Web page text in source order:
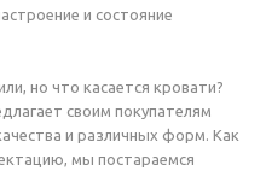
и состояние
но что касается кровати?
своим покупателям
и различных форм. Как
мы постараемся